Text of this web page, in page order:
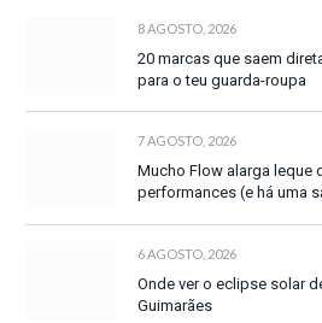
8 AGOSTO, 2026
20 marcas que saem
para o teu guarda-roupa
7 AGOSTO, 2026
Mucho Flow alarga leque
performances (e há uma
6 AGOSTO, 2026
Onde ver o eclipse solar
Guimarães